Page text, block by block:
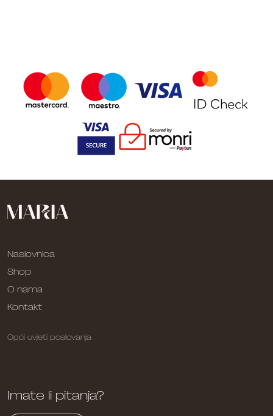
Naslovnica
Shop
O nama
Kontakt
Opći uvjeti poslovanja
Imate li pitanja?